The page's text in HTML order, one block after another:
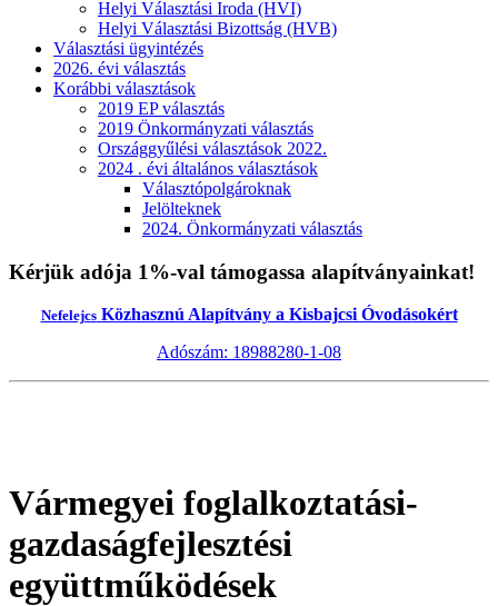
Helyi Választási Iroda (HVI)
Helyi Választási Bizottság (HVB)
Választási ügyintézés
2026. évi választás
Korábbi választások
2019 EP választás
2019 Önkormányzati választás
Országgyűlési választások 2022.
2024 . évi általános választások
Választópolgároknak
Jelölteknek
2024. Önkormányzati választás
Kérjük adója 1%-val támogassa alapítványainkat!
NefelejcsKözhasznú Alapítvány a Kisbajcsi Óvodásokért
Adószám: 18988280-1-08
Vármegyei foglalkoztatási-
gazdaságfejlesztési
együttműködések